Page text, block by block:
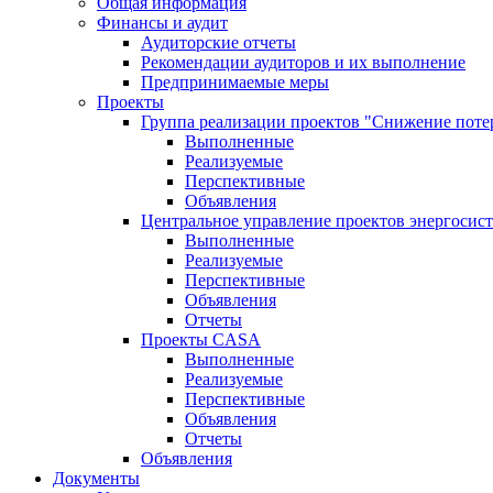
Финансы и аудит
Аудиторские отчеты
Рекомендации аудиторов и их выполнение
Предпринимаемые меры
Проекты
Группа реализации проектов "Снижение
Выполненные
Реализуемые
Перспективные
Объявления
Центральное управление проектов
Выполненные
Реализуемые
Перспективные
Объявления
Отчеты
Проекты CASA
Выполненные
Реализуемые
Перспективные
Объявления
Отчеты
Объявления
Документы